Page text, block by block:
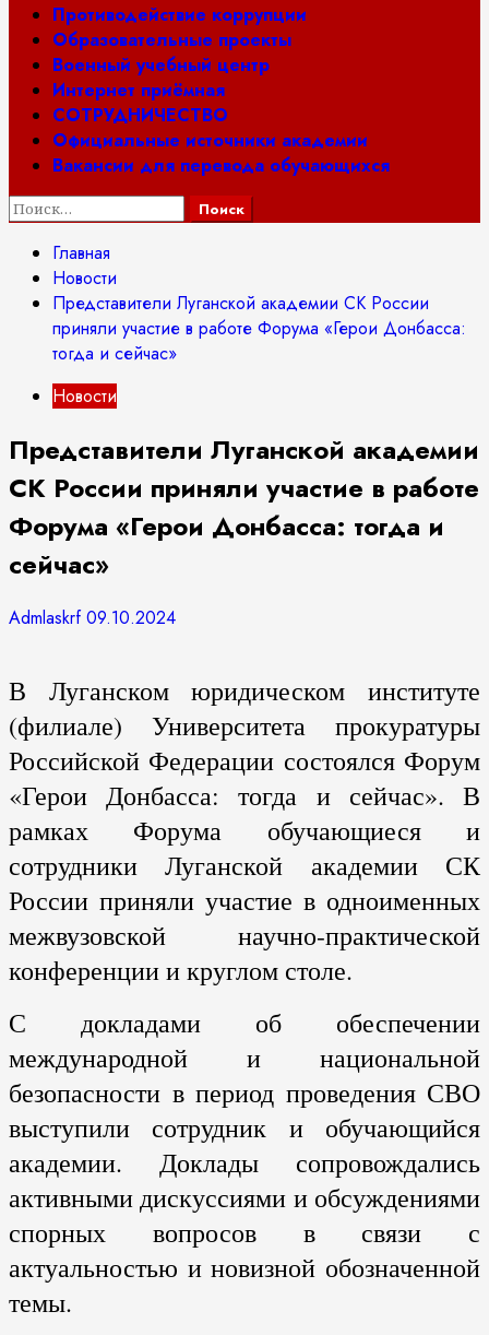
Противодействие коррупции
Образовательные проекты
Военный учебный центр
Интернет приёмная
СОТРУДНИЧЕСТВО
Официальные источники академии
Вакансии для перевода обучающихся
Найти:
Главная
Новости
Представители Луганской академии СК России
приняли участие в работе Форума «Герои Донбасса:
тогда и сейчас»
Новости
Представители Луганской академии
СК России приняли участие в работе
Форума «Герои Донбасса: тогда и
сейчас»
Admlaskrf09.10.2024
В Луганском юридическом институте
(филиале) Университета прокуратуры
Российской Федерации состоялся Форум
«Герои Донбасса: тогда и сейчас». В
рамках Форума обучающиеся и
сотрудники Луганской академии СК
России приняли участие в одноименных
межвузовской научно-практической
конференции и круглом столе.
С докладами об обеспечении
международной и национальной
безопасности в период проведения СВО
выступили сотрудник и обучающийся
академии. Доклады сопровождались
активными дискуссиями и обсуждениями
спорных вопросов в связи с
актуальностью и новизной обозначенной
темы.